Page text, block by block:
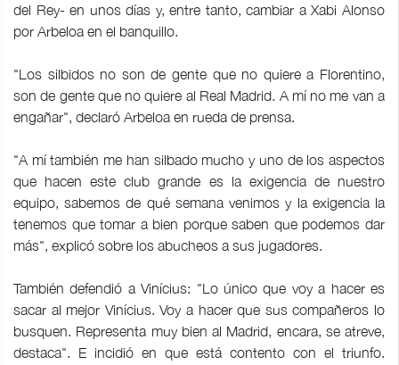
del Rey- en unos días y, entre tanto, cambiar a Xabi Alonso
por Arbeloa en el banquillo.
"Los silbidos no son de gente que no quiere a Florentino,
son de gente que no quiere al Real Madrid. A mí no me van a
engañar", declaró Arbeloa en rueda de prensa.
"A mí también me han silbado mucho y uno de los aspectos
que hacen este club grande es la exigencia de nuestro
equipo, sabemos de qué semana venimos y la exigencia la
tenemos que tomar a bien porque saben que podemos dar
más", explicó sobre los abucheos a sus jugadores.
También defendió a Vinícius: "Lo único que voy a hacer es
sacar al mejor Vinícius. Voy a hacer que sus compañeros lo
busquen. Representa muy bien al Madrid, encara, se atreve,
destaca". E incidió en que está contento con el triunfo.